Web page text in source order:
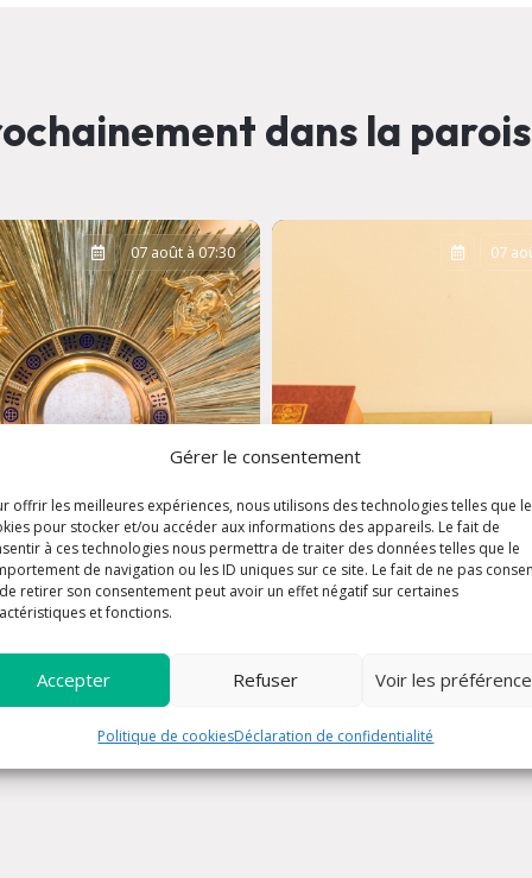
Gérer le consentement
offrir les meilleures expériences, nous utilisons des technologies telles que
pour stocker et/ou accéder aux informations des appareils. Le fait de
à ces technologies nous permettra de traiter des données telles que le
de navigation ou les ID uniques sur ce site. Le fait de ne pas
retirer son consentement peut avoir un effet négatif sur certaines
et fonctions.
Accepter Refuser Voir les
Politique de cookiesDéclaration de confidentialité
dans la
07 août à 07:30
Messe de semaine
07